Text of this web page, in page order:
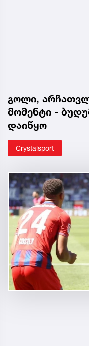
გოლი,
მომენტი -
დაიწყო
Crystalsport